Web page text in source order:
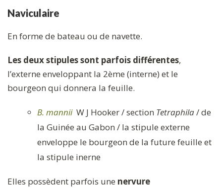
Naviculaire
En forme de bateau ou de navette.
Les deux stipules sont parfois différentes,
l’externe enveloppant la 2ème (interne) et le
bourgeon qui donnera la feuille.
B. mannii W J Hooker / section Tetraphila/ de
la Guinée au Gabon / la stipule externe
enveloppe le bourgeon de la future feuille et
la stipule inerne
Elles possèdent parfois une nervure